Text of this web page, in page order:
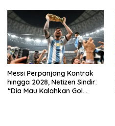
Messi Perpanjang Kontrak
hingga 2028, Netizen Sindir:
“Dia Mau Kalahkan Gol